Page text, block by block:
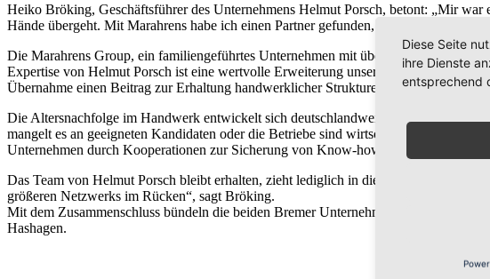
Heiko Bröking, Geschäftsführer des Unternehmens Helmut Porsch, betont: „Mir
Hände übergeht. Mit Marahrens habe ich einen Partner gefunden, der nicht nur aus
Die Marahrens Group, ein familiengeführtes Unternehmen mit über 75 Jahren
Expertise von Helmut Porsch ist eine wertvolle Erweiterung unseres Siebdruck-
Übernahme einen Beitrag zur Erhaltung handwerklicher Strukturen in Bremen: „Ein
Die Altersnachfolge im Handwerk entwickelt sich deutschlandweit zu einer großen
mangelt es an geeigneten Kandidaten oder die Betriebe sind wirtschaftlich schwer
Unternehmen durch Kooperationen zur Sicherung von Know-how und
Das Team von Helmut Porsch bleibt erhalten, zieht lediglich in die
größeren Netzwerks im Rücken“, sagt Bröking.
Mit dem Zusammenschluss bündeln die beiden Bremer Unternehmen ihre Kräfte –
Hashagen.
Diese Seite
ihre Dienste
entsprechend